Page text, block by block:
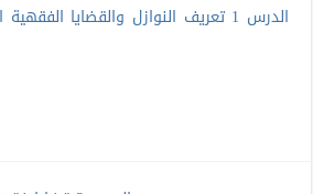
الدرس 1 تعريف النوازل والقضايا